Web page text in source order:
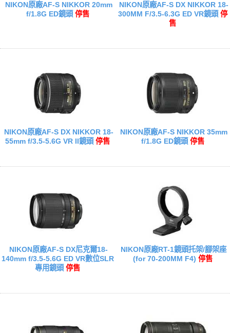
NIKON原廠AF-S NIKKOR 20mm
f/1.8G ED鏡頭 停售
NIKON原廠AF-S DX NIKKOR 18-
300MM F/3.5-6.3G ED VR鏡頭 停
售
NIKON原廠AF-S DX NIKKOR 18-
55mm f/3.5-5.6G VR II鏡頭 停售
NIKON原廠AF-S NIKKOR 35mm
f/1.8G ED鏡頭 停售
NIKON原廠AF-S DX尼克爾18-
140mm f/3.5-5.6G ED VR數位SLR
專用鏡頭 停售
NIKON原廠RT-1鏡頭托架/腳架座
(for 70-200MM F4) 停售